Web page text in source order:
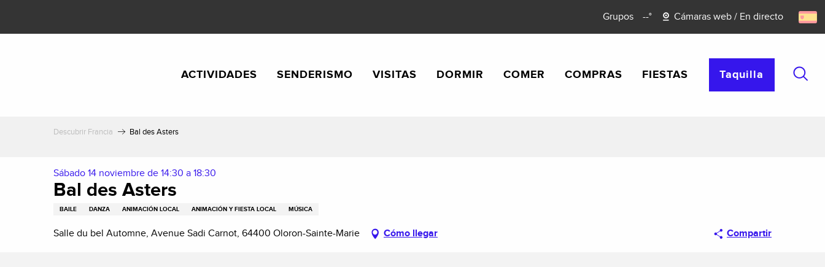
contenu
Grupos --° Cámaras web / En directo
ACTIVIDADES SENDERISMO VISITAS DORMIR COMER COMPRAS FIESTAS Taquilla
Descubrir Francia Bal des Asters
Sábado 14 noviembre de 14:30 a 18:30
Bal des Asters
BAILE DANZA ANIMACIÓN LOCAL ANIMACIÓN Y FIESTA LOCAL MÚSICA
Salle du bel Automne, Avenue Sadi Carnot, 64400 Oloron-Sainte-Marie Cómo llegar Compartir